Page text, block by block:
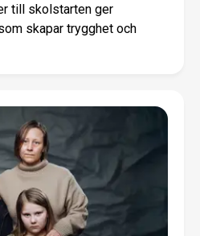
till skolstarten ger
skapar trygghet och